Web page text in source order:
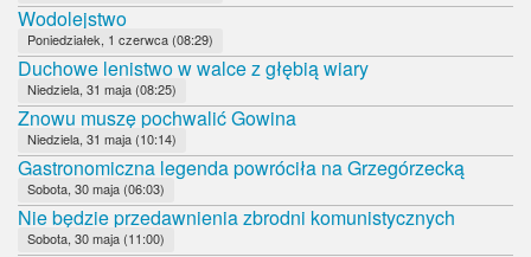
Wodolejstwo
Poniedziałek, 1 czerwca (08:29)
Duchowe lenistwo w walce z głębią wiary
Niedziela, 31 maja (08:25)
Znowu muszę pochwalić Gowina
Niedziela, 31 maja (10:14)
Gastronomiczna legenda powróciła na Grzegórzecką
Sobota, 30 maja (06:03)
Nie będzie przedawnienia zbrodni komunistycznych
Sobota, 30 maja (11:00)